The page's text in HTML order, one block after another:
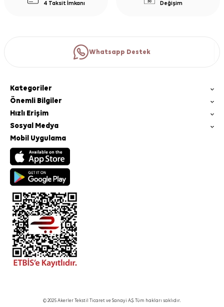
4 Taksit İmkanı
Değişim
Whatsapp Destek
Kategoriler
Önemli Bilgiler
Hızlı Erişim
Sosyal Medya
Mobil Uygulama
© 2025 Akerler Tekstil Ticaret ve Sanayi A.Ş. Tüm hakları saklıdır.